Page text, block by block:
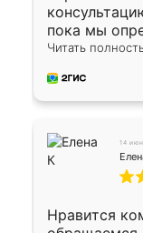
пока мы
Исполнен
предоплата
водителем
Огромная
выгрузить.
Осталось
Читать
14
Нравится